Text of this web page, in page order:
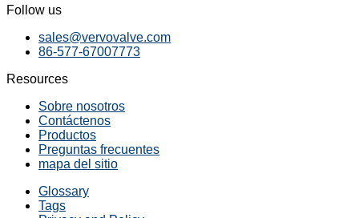
Follow us
sales@vervovalve.com
86-577-67007773
Resources
Sobre nosotros
Contáctenos
Productos
Preguntas frecuentes
mapa del sitio
Glossary
Tags